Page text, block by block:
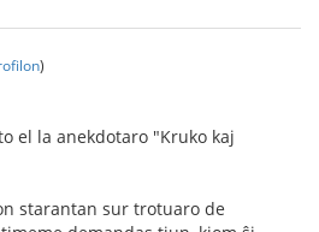
)
el la anekdotaro "Kruko kaj
starantan sur trotuaro de